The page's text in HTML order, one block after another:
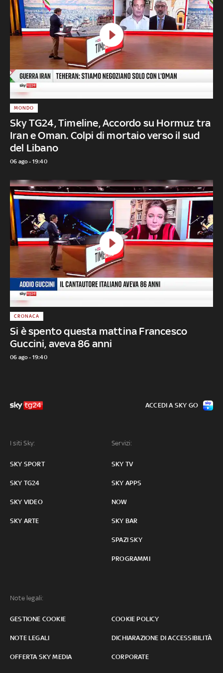
Sky TG24, Timeline, Accordo su Hormuz tra
Iran e Oman. Colpi di mortaio verso il sud
del Libano
MONDO
06 ago - 19:40
Si è spento questa mattina Francesco
Guccini, aveva 86 anni
CRONACA
06 ago - 19:40
I siti Sky:
SKY SPORT
SKY TG24
SKY VIDEO
SKY ARTE
Servizi:
SKY TV
SKY APPS
NOW
SKY BAR
SPAZI SKY
PROGRAMMI
Note legali:
GESTIONE COOKIE COOKIE POLICY
NOTE LEGALI DICHIARAZIONE DI ACCESSIBILITÀ
OFFERTA SKY MEDIA CORPORATE
ACCEDI A SKY GO